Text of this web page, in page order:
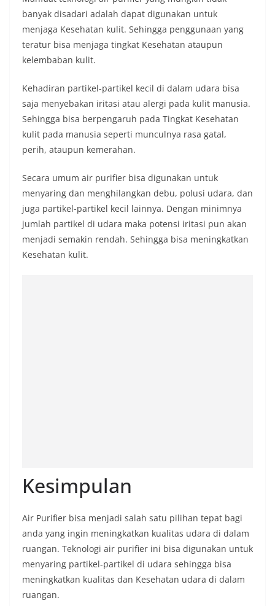
banyak disadari adalah dapat digunakan untuk
menjaga Kesehatan kulit. Sehingga penggunaan yang
teratur bisa menjaga tingkat Kesehatan ataupun
kelembaban kulit.
Kehadiran partikel-partikel kecil di dalam udara bisa
saja menyebakan iritasi atau alergi pada kulit manusia.
Sehingga bisa berpengaruh pada Tingkat Kesehatan
kulit pada manusia seperti munculnya rasa gatal,
perih, ataupun kemerahan.
Secara umum air purifier bisa digunakan untuk
menyaring dan menghilangkan debu, polusi udara, dan
juga partikel-partikel kecil lainnya. Dengan minimnya
jumlah partikel di udara maka potensi iritasi pun akan
menjadi semakin rendah. Sehingga bisa meningkatkan
Kesehatan kulit.
Kesimpulan
Air Purifier bisa menjadi salah satu pilihan tepat bagi
anda yang ingin meningkatkan kualitas udara di dalam
ruangan. Teknologi air purifier ini bisa digunakan untuk
menyaring partikel-partikel di udara sehingga bisa
meningkatkan kualitas dan Kesehatan udara di dalam
ruangan.